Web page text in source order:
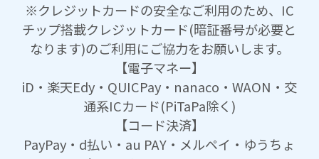
※クレジットカードの安全なご利用のため、IC
チップ搭載クレジットカード(暗証番号が必要と
なります)のご利用にご協力をお願いします。
【電子マネー】
iD・楽天Edy・QUICPay・nanaco・WAON・交
通系ICカード(PiTaPa除く)
【コード決済】
PayPay・d払い・au PAY・メルペイ・ゆうちょ